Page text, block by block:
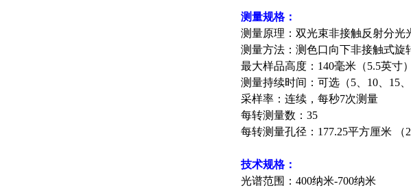
测量规格：
测量原理：双光束非接触反射分光
测量方法：测色口向下非接触式旋
最大样品高度：140毫米（5.5英寸）
测量持续时间：可选（5、10、15、
采样率：连续，每秒7次测量
每转测量数：35
每转测量孔径：177.25平方厘米 （
技术规格：
光谱范围：400纳米-700纳米